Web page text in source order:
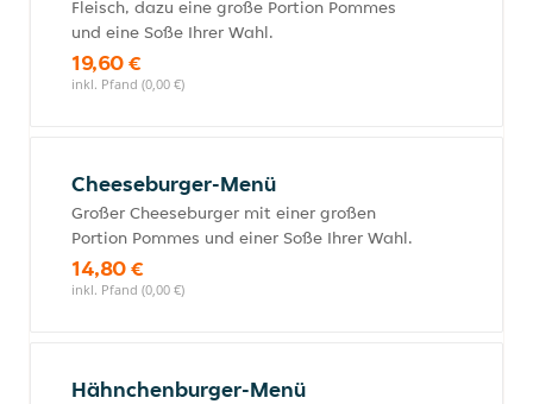
Fleisch, dazu eine große Portion Pommes
und eine Soße Ihrer Wahl.
19,60 €
inkl. Pfand (0,00 €)
Cheeseburger-Menü
Großer Cheeseburger mit einer großen
Portion Pommes und einer Soße Ihrer Wahl.
14,80 €
inkl. Pfand (0,00 €)
Hähnchenburger-Menü